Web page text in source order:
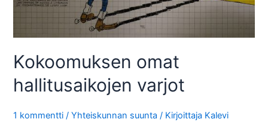
Kokoomuksen omat
hallitusaikojen varjot
1 kommentti /Yhteiskunnan suunta / Kirjoittaja Kalevi